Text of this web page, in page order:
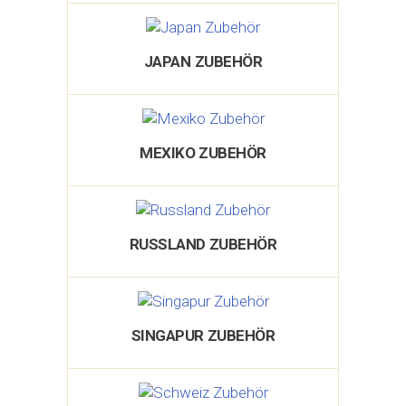
JAPAN ZUBEHÖR
MEXIKO ZUBEHÖR
RUSSLAND ZUBEHÖR
SINGAPUR ZUBEHÖR